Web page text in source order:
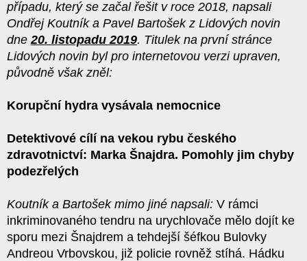
případu, který se začal řešit v roce 2018, napsali
Ondřej Koutník a Pavel Bartošek z Lidových novin
dne20. listopadu 2019. Titulek na první stránce
Lidových novin byl pro internetovou verzi upraven,
původně však zněl:
Korupční hydra vysávala nemocnice
Detektivové cílí na vekou rybu českého
zdravotnictví: Marka Šnajdra. Pomohly jim chyby
podezřelých
Koutník a Bartošek mimo jiné napsali: V rámci
inkriminovaného tendru na urychlovače mělo dojít ke
sporu mezi Šnajdrem a tehdejší šéfkou Bulovky
Andreou Vrbovskou, již policie rovněž stíhá. Hádku